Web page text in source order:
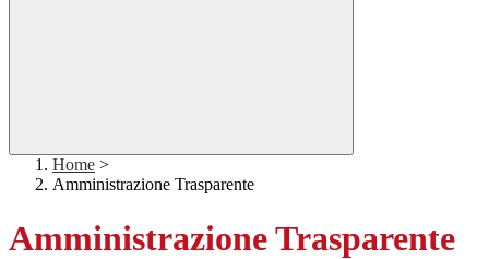
Home >
Amministrazione Trasparente
Amministrazione Trasparente